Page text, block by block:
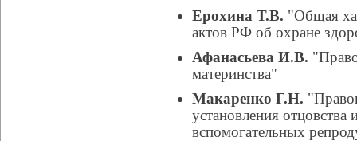
Ерохина Т.В. "Общая
актов РФ об охране
Афанасьева И.В.
материнства"
Макаренко Г.Н.
установления
вспомогательных